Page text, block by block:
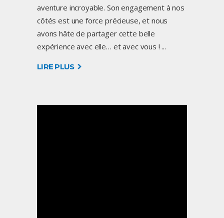
aventure incroyable. Son engagement à nos
côtés est une force précieuse, et nous
avons hâte de partager cette belle
expérience avec elle… et avec vous !
LIRE PLUS